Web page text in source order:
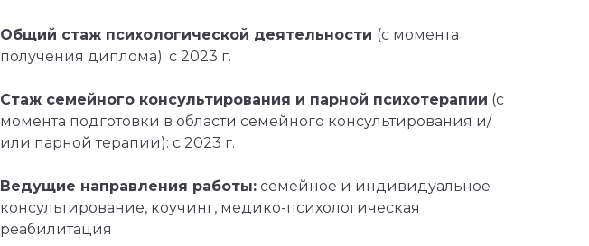
Общий стаж психологической деятельности (с момента
получения диплома): с 2023 г.
Стаж семейного консультирования и парной психотерапии (с
момента подготовки в области семейного консультирования и/
или парной терапии): с 2023 г.
Ведущие направления работы: семейное и индивидуальное
консультирование, коучинг, медико-психологическая
реабилитация